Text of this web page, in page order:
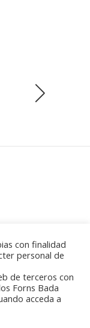
con finalidad
personal de
de terceros con
Forns Bada
acceda a